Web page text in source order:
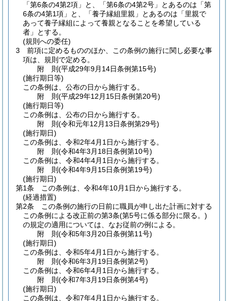
「第6条の4第2項」と、「第6条の4第2号」とあるのは「第
6条の4第1項」と、「養子縁組里親」とあるのは「里親で
あって養子縁組によって養親となることを希望している
者」とする。
(規則への委任)
3
前項に定めるもののほか、この条例の施行に関し必要な事
項は、規則で定める。
附 則(平成29年9月14日条例第15号)
(施行期日等)
この条例は、公布の日から施行する。
附 則(平成29年12月15日条例第20号)
(施行期日等)
この条例は、公布の日から施行する。
附 則(令和元年12月13日条例第29号)
(施行期日)
この条例は、令和2年4月1日から施行する。
附 則(令和4年3月18日条例第10号)
この条例は、令和4年4月1日から施行する。
附 則(令和4年9月15日条例第19号)
(施行期日)
第1条
この条例は、令和4年10月1日から施行する。
(経過措置)
第2条
この条例の施行の日前に職員が申し出た計画に対する
この条例による改正前の第3条(第5号に係る部分に限る。)
の規定の適用については、なお従前の例による。
附 則(令和5年3月20日条例第11号)
(施行期日)
この条例は、令和5年4月1日から施行する。
附 則(令和6年3月19日条例第2号)
この条例は、令和6年4月1日から施行する。
附 則(令和7年3月19日条例第4号)
(施行期日)
この条例は、令和7年4月1日から施行する。